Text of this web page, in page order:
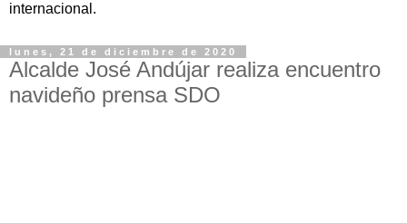
internacional.
lunes, 21 de diciembre de 2020
Alcalde José Andújar realiza encuentro
navideño prensa SDO